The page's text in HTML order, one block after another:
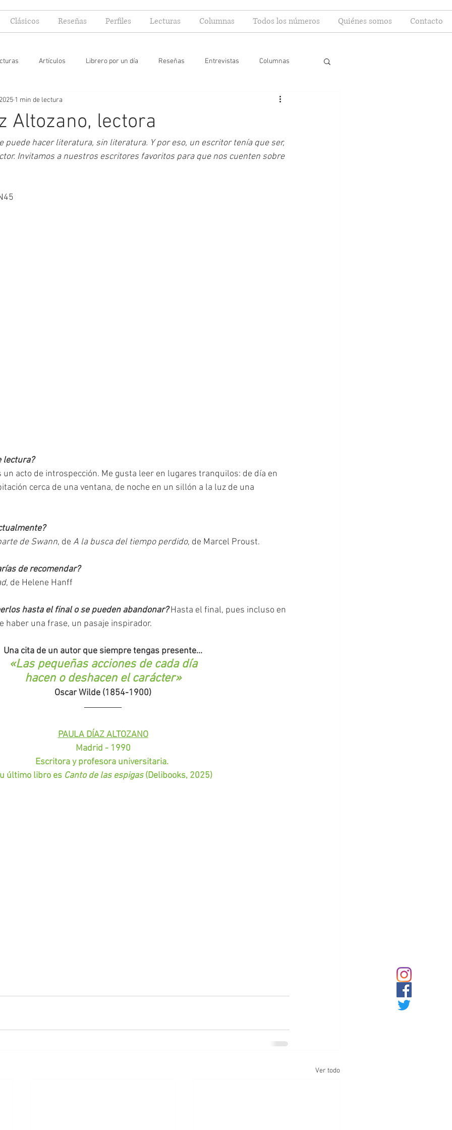
Clásicos Reseñas Perfiles Lecturas Columnas Todos los números Quiénes somos Contacto
Artículos Librero por un día Reseñas Entrevistas Columnas
yo lector
Altozano, lectora
1 min de lectura
puede hacer literatura, sin literatura. Y por eso, un escritor tenía que ser,
Invitamos a nuestros escritores favoritos para que nos cuenten sobre
lectura?
un acto de introspección. Me gusta leer en lugares tranquilos: de día en
cerca de una ventana, de noche en un sillón a la luz de una
de Swann, de A la busca del tiempo perdido, de Marcel Proust.
de recomendar?
, de Helene Hanff
hasta el final o se pueden abandonar? Hasta el final, pues incluso en
haber una frase, un pasaje inspirador.
Una cita de un autor que siempre tengas presente...
«Las pequeñas acciones de cada día
hacen o deshacen el carácter»
Oscar Wilde (1854-1900)
PAULA DÍAZ ALTOZANO
Madrid - 1990
Escritora y profesora universitaria.
último libro es Canto de las espigas (Delibooks, 2025)
Ver todo